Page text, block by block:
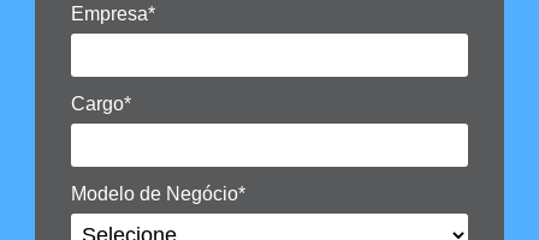
Empresa*
Cargo*
Modelo de Negócio*